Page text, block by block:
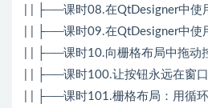
| | ├──课时08.在QtDesigner中
| | ├──课时09.在QtDesigner中
| | ├──课时10.向栅格布局中拖动
| | ├──课时100.让按钮永远在窗
| | ├──课时101.栅格布局：用循